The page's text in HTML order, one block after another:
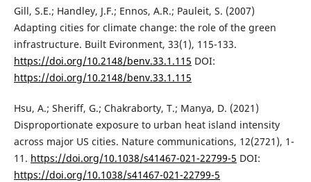
Gill, S.E.; Handley, J.F.; Ennos, A.R.; Pauleit, S. (2007)
Adapting cities for climate change: the role of the green
infrastructure. Built Evironment, 33(1), 115-133.
https://doi.org/10.2148/benv.33.1.115 DOI:
https://doi.org/10.2148/benv.33.1.115
Hsu, A.; Sheriff, G.; Chakraborty, T.; Manya, D. (2021)
Disproportionate exposure to urban heat island intensity
across major US cities. Nature communications, 12(2721), 1-
11. https://doi.org/10.1038/s41467-021-22799-5 DOI:
https://doi.org/10.1038/s41467-021-22799-5